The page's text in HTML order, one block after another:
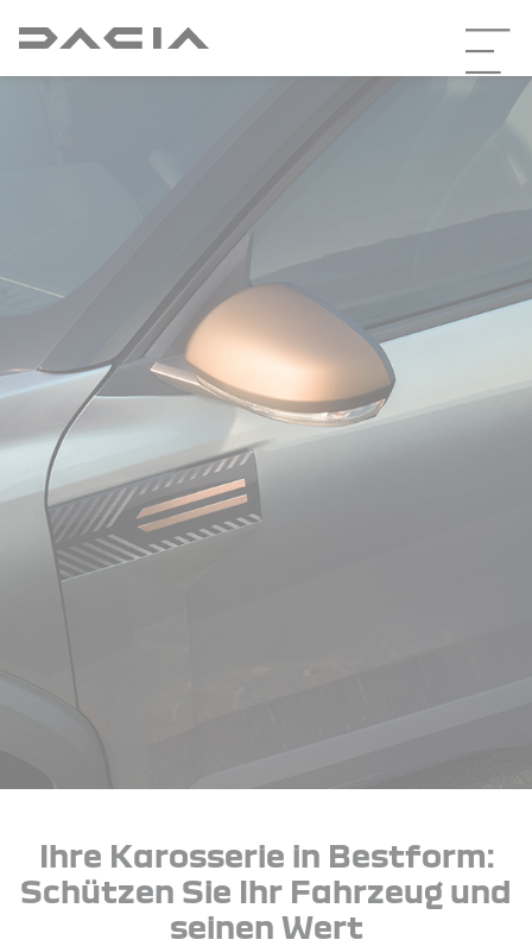
Ihre Karosserie in Bestform:
Schützen Sie Ihr Fahrzeug und
seinen Wert